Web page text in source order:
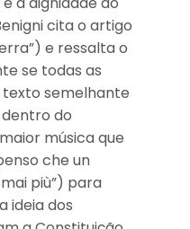
cita o artigo
e ressalta o
se todas as
texto semelhante
do
música que
che un
più”) para
ideia dos